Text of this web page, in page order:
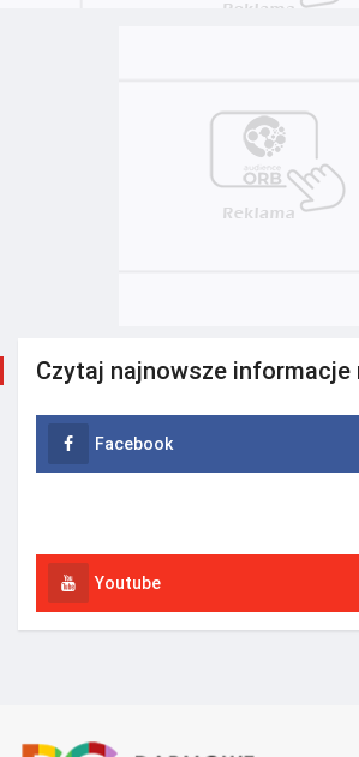
Czytaj najnowsze informacje
Facebook
Youtube